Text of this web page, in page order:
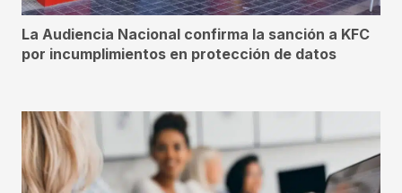
La Audiencia Nacional confirma la sanción a KFC
por incumplimientos en protección de datos